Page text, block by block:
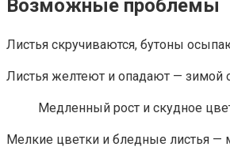
Возможные проблемы
Листья скручиваются, бутоны
Листья желтеют и опадают — зимой
Медленный рост и скудное
Мелкие цветки и бледные листья —